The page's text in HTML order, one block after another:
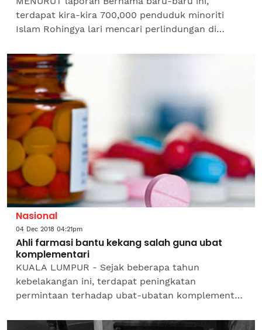
terdapat kira-kira 700,000 penduduk minoriti
Islam Rohingya lari mencari perlindungan di
berikutan kekejaman tentera...
Nasional
04 Dec 2018 04:21pm
Ahli farmasi bantu kekang salah guna ubat
komplementari
KUALA LUMPUR - Sejak beberapa tahun
kebelakangan ini, terdapat peningkatan
permintaan terhadap ubat-ubatan komplementari
kesedaran orang ramai...